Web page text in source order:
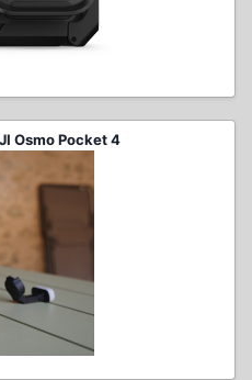
Osmo Pocket 4